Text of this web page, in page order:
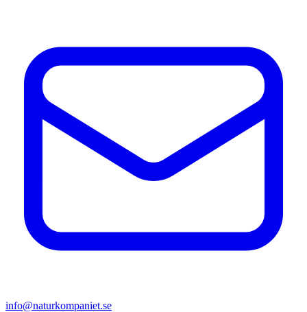
info@naturkompaniet.se